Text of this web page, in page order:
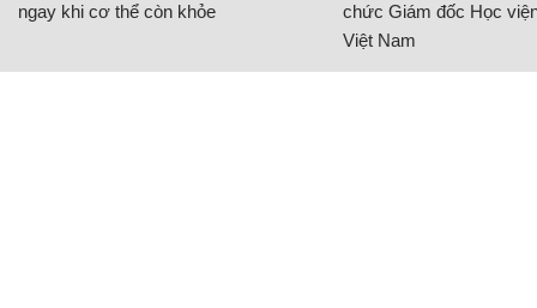
ngay khi cơ thể còn khỏe
chức Giám đốc Học
Việt Nam